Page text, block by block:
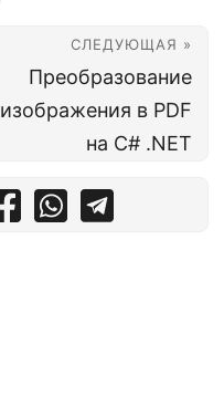
СЛЕДУЮЩАЯ »
Преобразование
изображения в PDF
на C# .NET